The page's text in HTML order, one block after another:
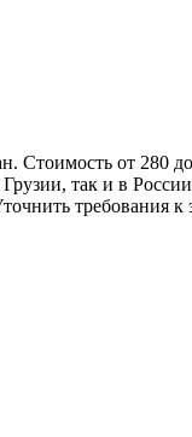
от 280
так и в
требования